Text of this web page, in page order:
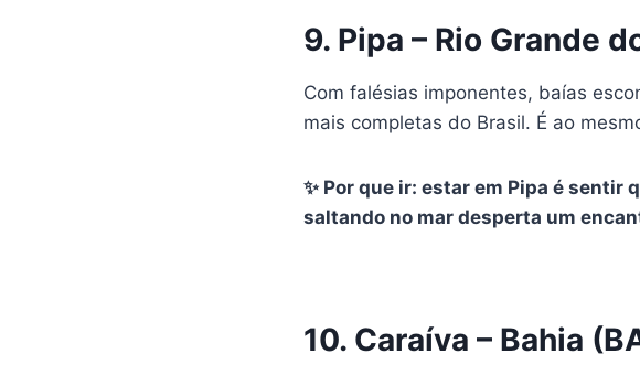
9. Pipa – Rio Grande
Com falésias imponentes, baías
mais completas do Brasil. É ao
✨ Por que ir: estar em Pipa é sentir
saltando no mar desperta um
10. Caraíva – Bahia